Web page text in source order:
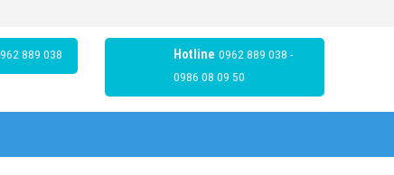
889 038 Hotline 0962 889 038 -
0986 08 09 50